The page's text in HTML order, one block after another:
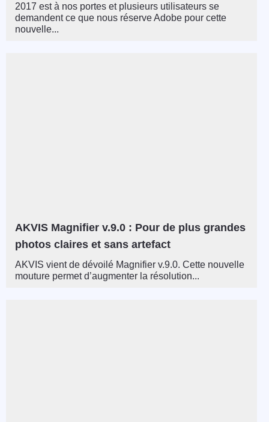
2017 est à nos portes et plusieurs utilisateurs se
demandent ce que nous réserve Adobe pour cette
nouvelle...
AKVIS Magnifier v.9.0 : Pour de plus grandes
photos claires et sans artefact
AKVIS vient de dévoilé Magnifier v.9.0. Cette nouvelle
mouture permet d’augmenter la résolution...